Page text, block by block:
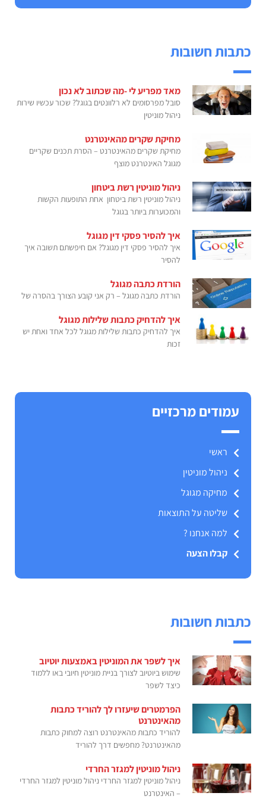
כתבות חשובות
מאד מפריע לי -מה שכתוב לא נכון
סובל מפרסומים לא רלוונטים בגוגל? שכור עכשיו שירות
ניהול מוניטין
מחיקת שקרים מהאינטרנט
מחיקת שקרים מהאינטרנט – הסרת תכנים שקריים
מגוגל האינטרנט מוצף
ניהול מוניטין רשת ביטחון
ניהול מוניטין רשת ביטחון אחת התופעות הקשות
והמכוערות ביותר בגוגל
איך להסיר פסקי דין מגוגל
איך להסיר פסקי דין מגוגל? אם חיפשתם תשובה איך
להסיר
הורדת כתבה מגוגל
הורדת כתבה מגוגל – רק אני קובע הצורך בהסרה של
איך להדחיק כתבות שלילות מגוגל
איך להדחיק כתבות שלילות מגוגל לכל אחד ואחת יש
זכות
עמודים מרכזיים
ראשי
ניהול מוניטין
מחיקה מגוגל
שליטה על התוצאות
למה אנחנו ?
קבלו הצעה
כתבות חשובות
איך לשפר את המוניטין באמצעות יוטיוב
שימוש ביוטיוב לצורך בניית מוניטין חיובי באו ללמוד
כיצד לשפר
הפרמטרים שיעזרו לך להוריד כתבות
מהאינטרנט
להוריד כתבות מהאינטרנט רוצה למחוק כתבות
מהאינטרנט? מחפשים דרך להוריד
ניהול מוניטין למגזר החרדי
ניהול מוניטין למגזר החרדי ניהול מוניטין למגזר החרדי
– האינטרנט